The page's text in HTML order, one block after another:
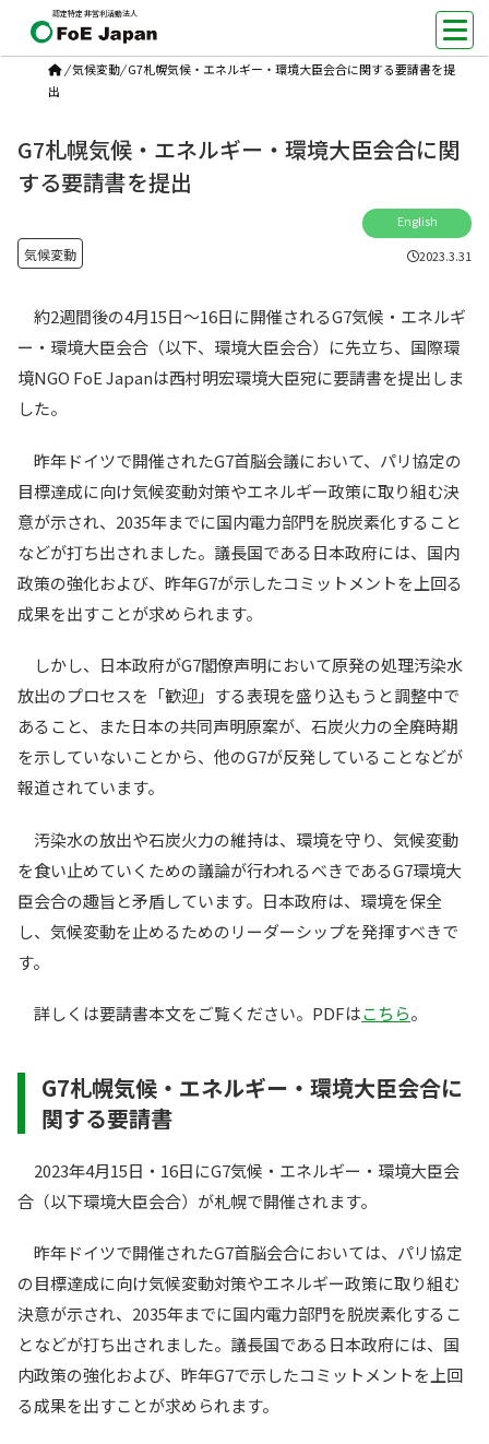
認定特定非営利活動法人
/気候変動/ G7札幌気候・エネルギー・環境大臣会合に関する要請書を提
出
G7札幌気候・エネルギー・環境大臣会合に関
する要請書を提出
English
気候変動 2023.3.31
約2週間後の4月15日〜16日に開催されるG7気候・エネルギ
ー・環境大臣会合（以下、環境大臣会合）に先立ち、国際環
境NGO FoE Japanは西村明宏環境大臣宛に要請書を提出しま
した。
昨年ドイツで開催されたG7首脳会議において、パリ協定の
目標達成に向け気候変動対策やエネルギー政策に取り組む決
意が示され、2035年までに国内電力部門を脱炭素化すること
などが打ち出されました。議長国である日本政府には、国内
政策の強化および、昨年G7が示したコミットメントを上回る
成果を出すことが求められます。
しかし、日本政府がG7閣僚声明において原発の処理汚染水
放出のプロセスを「歓迎」する表現を盛り込もうと調整中で
あること、また日本の共同声明原案が、石炭火力の全廃時期
を示していないことから、他のG7が反発していることなどが
報道されています。
汚染水の放出や石炭火力の維持は、環境を守り、気候変動
を食い止めていくための議論が行われるべきであるG7環境大
臣会合の趣旨と矛盾しています。日本政府は、環境を保全
し、気候変動を止めるためのリーダーシップを発揮すべきで
す。
詳しくは要請書本文をご覧ください。PDFはこちら。
G7札幌気候・エネルギー・環境大臣会合に
関する要請書
2023年4月15日・16日にG7気候・エネルギー・環境大臣会
合（以下環境大臣会合）が札幌で開催されます。
昨年ドイツで開催されたG7首脳会合においては、パリ協定
の目標達成に向け気候変動対策やエネルギー政策に取り組む
決意が示され、2035年までに国内電力部門を脱炭素化するこ
となどが打ち出されました。議長国である日本政府には、国
内政策の強化および、昨年G7で示したコミットメントを上回
る成果を出すことが求められます。